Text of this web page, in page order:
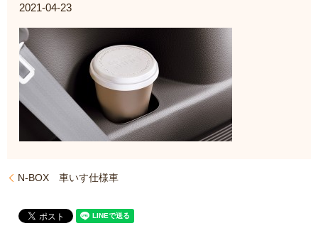
2021-04-23
N-BOX 車いす仕様車